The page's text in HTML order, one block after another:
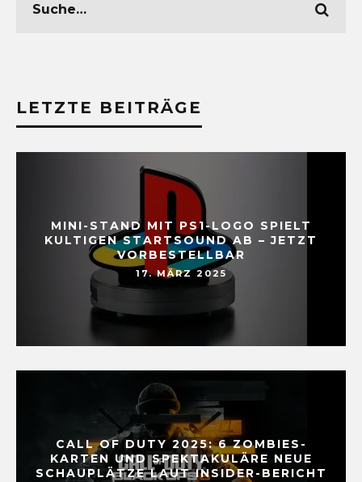
LETZTE BEITRÄGE
MINI-STAND MIT PS1-LOGO SPIELT
KULTIGEN STARTSOUND AB – JETZT
VORBESTELLBAR
17. MÄRZ 2025
CALL OF DUTY 2025: 6 ZOMBIES-
KARTEN UND SPEKTAKULÄRE NEUE
SCHAUPLÄTZE LAUT INSIDER-BERICHT